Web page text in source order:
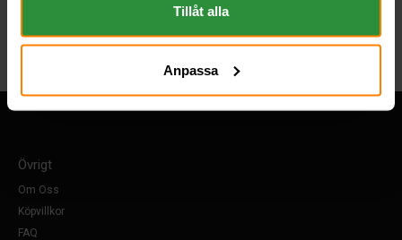
längst ner i "footern" på sidan.
Tillåt alla
Anpassa
Övrigt
Om Oss
Köpvillkor
FAQ